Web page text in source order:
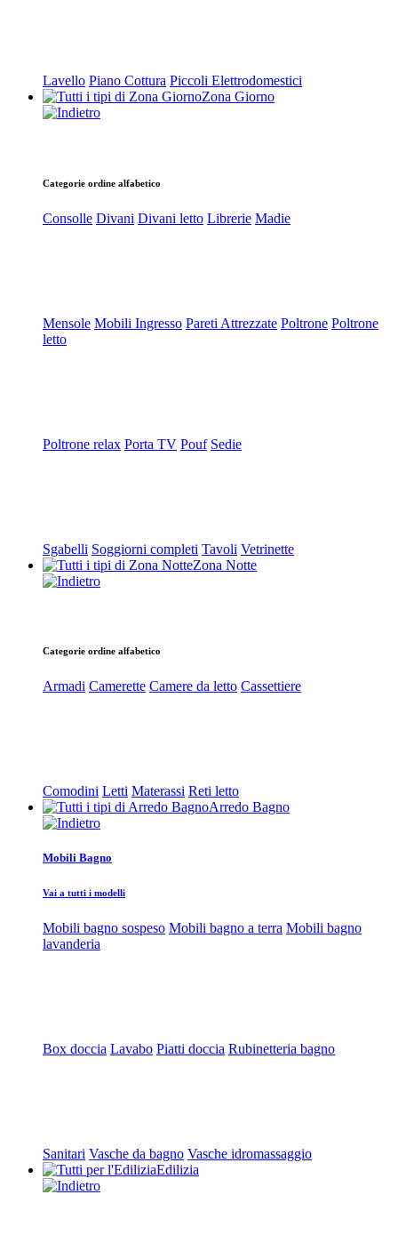
Lavello Piano Cottura Piccoli Elettrodomestici
Zona Giorno
Categorie ordine alfabetico
Consolle Divani Divani letto Librerie Madie
Mensole Mobili Ingresso Pareti Attrezzate Poltrone Poltrone
letto
Poltrone relax Porta TV Pouf Sedie
Sgabelli Soggiorni completi Tavoli Vetrinette
Zona Notte
Categorie ordine alfabetico
Armadi Camerette Camere da letto Cassettiere
Comodini Letti Materassi Reti letto
Arredo Bagno
Mobili Bagno
Vai a tutti i modelli
Mobili bagno sospeso Mobili bagno a terra Mobili bagno
lavanderia
Box doccia Lavabo Piatti doccia Rubinetteria bagno
Sanitari Vasche da bagno Vasche idromassaggio
Edilizia